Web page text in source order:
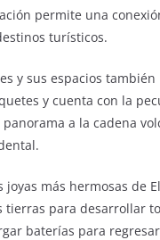
permite una
turísticos.
y sus espacios
y cuenta con la
a la cadena
joyas más hermosas de
para desarrollar
baterías para